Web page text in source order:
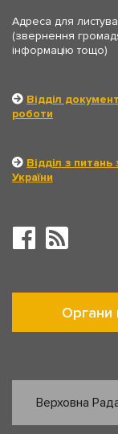
Адреса для
(звернення
інформацію тощо)
Відділ
роботи
Відділ з
України
Органи
Верховна